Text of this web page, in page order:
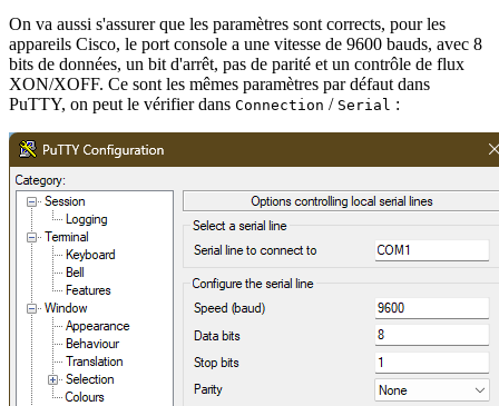
On va aussi s'assurer que les paramètres sont corrects, pour les
appareils Cisco, le port console a une vitesse de 9600 bauds, avec 8
bits de données, un bit d'arrêt, pas de parité et un contrôle de flux
XON/XOFF. Ce sont les mêmes paramètres par défaut dans
PuTTY, on peut le vérifier dans Connection / Serial :